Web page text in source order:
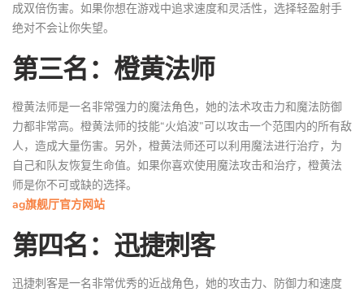
成双倍伤害。如果你想在游戏中追求速度和灵活性，选择轻盈射手
绝对不会让你失望。
第三名：橙黄法师
橙黄法师是一名非常强力的魔法角色，她的法术攻击力和魔法防御
力都非常高。橙黄法师的技能“火焰波”可以攻击一个范围内的所有敌
人，造成大量伤害。另外，橙黄法师还可以利用魔法进行治疗，为
自己和队友恢复生命值。如果你喜欢使用魔法攻击和治疗，橙黄法
师是你不可或缺的选择。
ag旗舰厅官方网站
第四名：迅捷刺客
迅捷刺客是一名非常优秀的近战角色，她的攻击力、防御力和速度